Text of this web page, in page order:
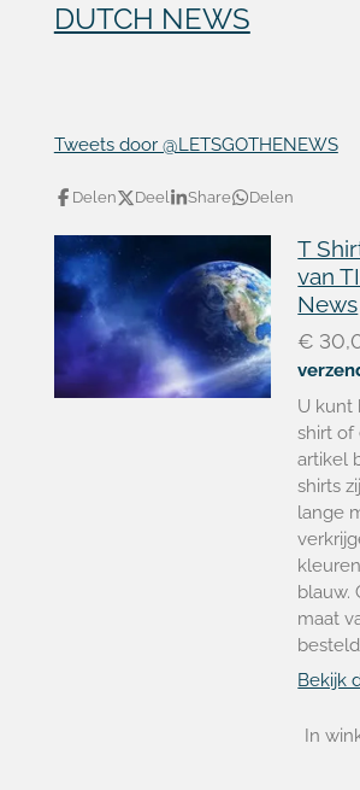
DUTCH NEWS
Tweets door @LETSGOTHENEWS
Delen Deel Share Delen
T
van
News
€
U kunt
shirt of
artikel
shirts
lange
blauw.
maat
Bekijk
In